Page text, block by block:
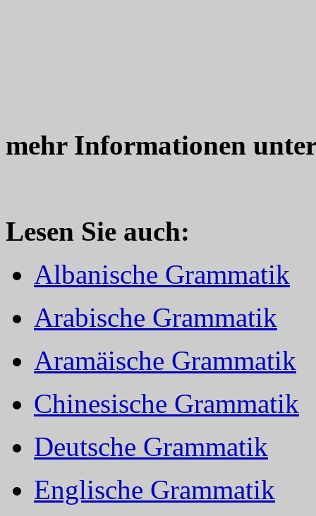
mehr Informationen
Lesen Sie auch:
Albanische Grammatik
Arabische Grammatik
Aramäische Grammatik
Chinesische Grammatik
Deutsche Grammatik
Englische Grammatik